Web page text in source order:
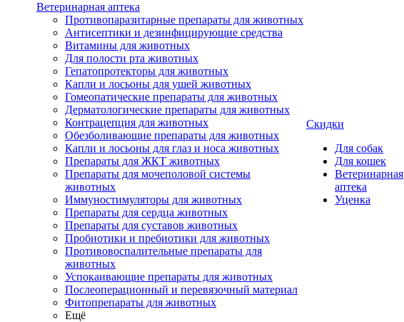
Ветеринарная аптека
Противопаразитарные препараты для животных
Антисептики и дезинфицирующие средства
Витамины для животных
Для полости рта животных
Гепатопротекторы для животных
Капли и лосьоны для ушей животных
Гомеопатические препараты для животных
Дерматологические препараты для животных
Контрацепция для животных
Обезболивающие препараты для животных
Капли и лосьоны для глаз и носа животных
Препараты для ЖКТ животных
Препараты для мочеполовой системы
животных
Иммуностимуляторы для животных
Препараты для сердца животных
Препараты для суставов животных
Пробиотики и пребиотики для животных
Противовоспалительные препараты для
животных
Успокаивающие препараты для животных
Послеоперационный и перевязочный материал
Фитопрепараты для животных
Ещё
Скидки
Для собак
Для кошек
Ветеринарная
аптека
Уценка